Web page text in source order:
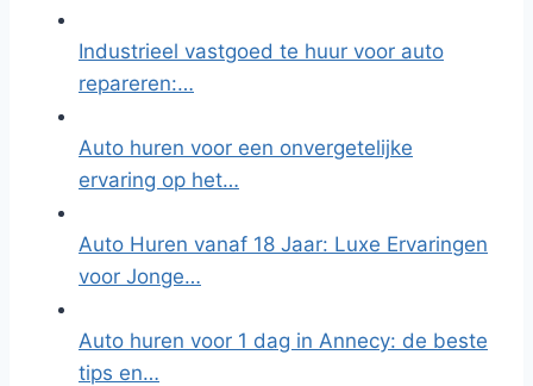
Industrieel vastgoed te huur voor auto
repareren:…
Auto huren voor een onvergetelijke
ervaring op het…
Auto Huren vanaf 18 Jaar: Luxe Ervaringen
voor Jonge…
Auto huren voor 1 dag in Annecy: de beste
tips en…